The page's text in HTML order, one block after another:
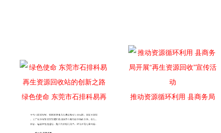
绿色使命 东莞市石排科易再
推动资源循环利用 县商务局